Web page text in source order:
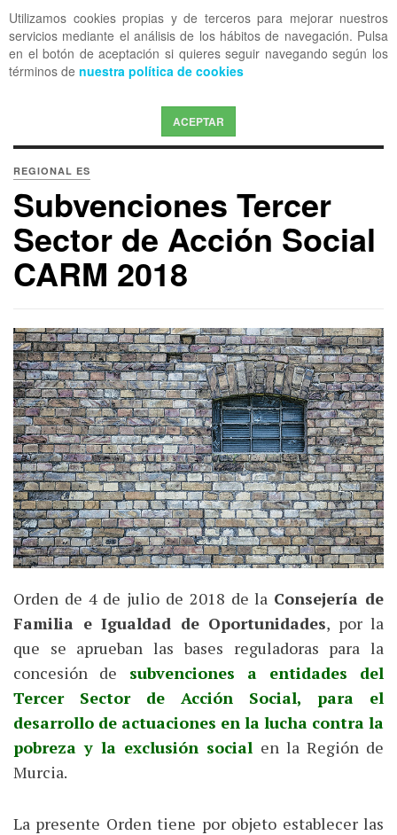
Utilizamos cookies propias y de terceros para mejorar nuestros
servicios mediante el análisis de los hábitos de navegación. Pulsa
en el botón de aceptación si quieres seguir navegando según los
términos de nuestra política de cookies
ACEPTAR
OFF CANVAS
REGIONAL ES
Subvenciones Tercer
Sector de Acción Social
CARM 2018
Orden de 4 de julio de 2018 de la Consejería de
Familia e Igualdad de Oportunidades, por la
que se aprueban las bases reguladoras para la
concesión de subvenciones a entidades del
Tercer Sector de Acción Social, para el
desarrollo de actuaciones en la lucha contra la
pobreza y la exclusión social en la Región de
Murcia.
La presente Orden tiene por objeto establecer las